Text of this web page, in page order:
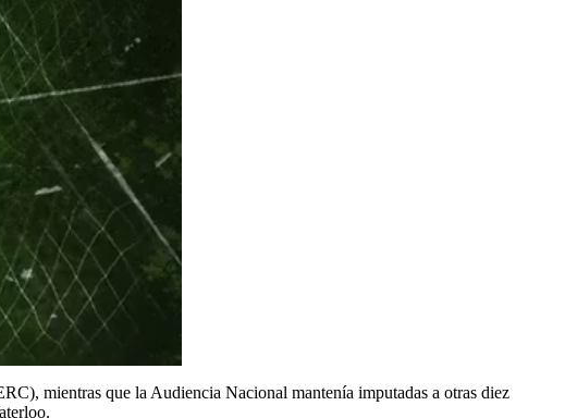
mientras que la Audiencia Nacional mantenía imputadas a otras diez